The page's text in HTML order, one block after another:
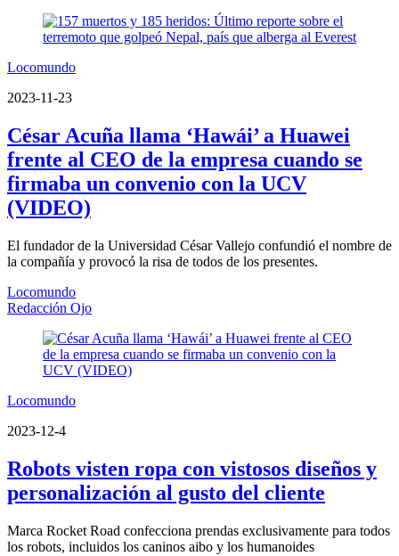
Locomundo
2023-11-23
César Acuña llama ‘Hawái’ a Huawei
frente al CEO de la empresa cuando se
firmaba un convenio con la UCV
(VIDEO)
El fundador de la Universidad César Vallejo confundió el nombre de
la compañía y provocó la risa de todos de los presentes.
Locomundo
Redacción Ojo
Locomundo
2023-12-4
Robots visten ropa con vistosos diseños y
personalización al gusto del cliente
Marca Rocket Road confecciona prendas exclusivamente para todos
los robots, incluidos los caninos aibo y los humanoides